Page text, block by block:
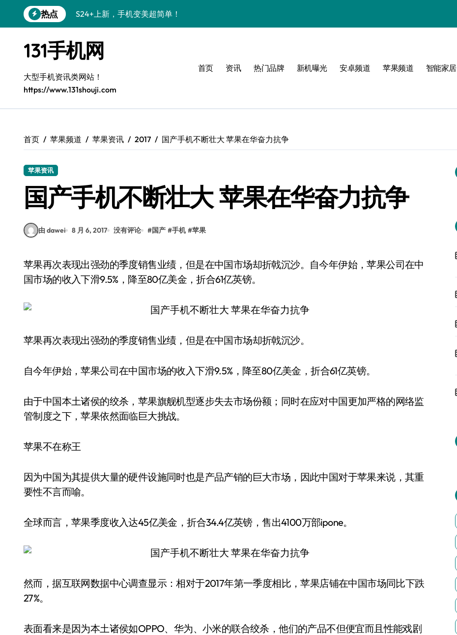
到
热点
S24+上新，手机变美超简单！
A56 5G新机登场，颜值性能都在线！
三星S26上手必学的个性化美化技巧
S25美化攻略：小白秒变酷炫高手
三星Galaxy C55 5G惊艳亮相！
Galaxy Z Flip6：折叠时尚，秒变潮流焦点
S25 Ultra颜值炸裂，定制主题太绝了！
131手机网
大型手机资讯类网站！
https://www.131shouji.com
首页 资讯 热门品牌 新机曝光 安卓频道 苹果频道 智能家居
首页 苹果频道 苹果资讯 2017 国产手机不断壮大 苹果在华奋力抗争
苹果资讯
国产手机不断壮大 苹果在华奋力抗争
由 dawei 8 月 6, 2017 没有评论 #国产 #手机 #苹果
苹果再次表现出强劲的季度销售业绩，但是在中国市场却折戟沉沙。自今年伊始，苹果公司在中
国市场的收入下滑9.5%，降至80亿美金，折合61亿英镑。
苹果再次表现出强劲的季度销售业绩，但是在中国市场却折戟沉沙。
自今年伊始，苹果公司在中国市场的收入下滑9.5%，降至80亿美金，折合61亿英镑。
由于中国本土诸侯的绞杀，苹果旗舰机型逐步失去市场份额；同时在应对中国更加严格的网络监
管制度之下，苹果依然面临巨大挑战。
苹果不在称王
因为中国为其提供大量的硬件设施同时也是产品产销的巨大市场，因此中国对于苹果来说，其重
要性不言而喻。
全球而言，苹果季度收入达45亿美金，折合34.4亿英镑，售出4100万部ipone。
然而，据互联网数据中心调查显示：相对于2017年第一季度相比，苹果店铺在中国市场同比下跌
27%。
表面看来是因为本土诸侯如OPPO、华为、小米的联合绞杀，他们的产品不但便宜而且性能戏剧